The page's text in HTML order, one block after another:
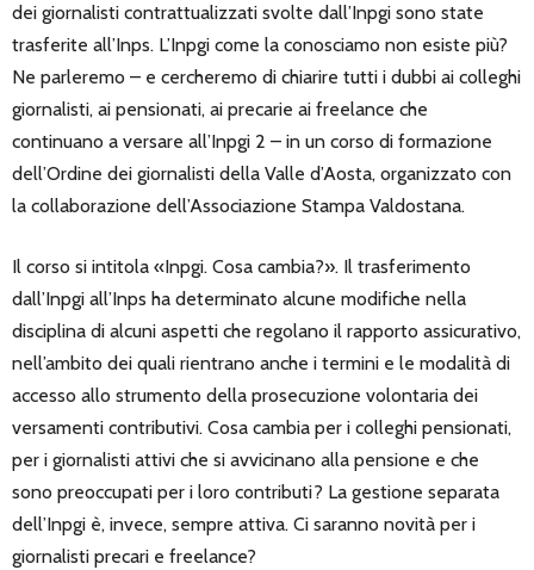
dei giornalisti contrattualizzati svolte dall’Inpgi sono state
trasferite all’Inps. L’Inpgi come la conosciamo non esiste più?
Ne parleremo – e cercheremo di chiarire tutti i dubbi ai colleghi
giornalisti, ai pensionati, ai precarie ai freelance che
continuano a versare all’Inpgi 2 – in un corso di formazione
dell’Ordine dei giornalisti della Valle d’Aosta, organizzato con
la collaborazione dell’Associazione Stampa Valdostana.
Il corso si intitola «Inpgi. Cosa cambia?». Il trasferimento
dall’Inpgi all’Inps ha determinato alcune modifiche nella
disciplina di alcuni aspetti che regolano il rapporto assicurativo,
nell’ambito dei quali rientrano anche i termini e le modalità di
accesso allo strumento della prosecuzione volontaria dei
versamenti contributivi. Cosa cambia per i colleghi pensionati,
per i giornalisti attivi che si avvicinano alla pensione e che
sono preoccupati per i loro contributi? La gestione separata
dell’Inpgi è, invece, sempre attiva. Ci saranno novità per i
giornalisti precari e freelance?